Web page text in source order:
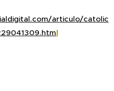
articulo/catolic
l